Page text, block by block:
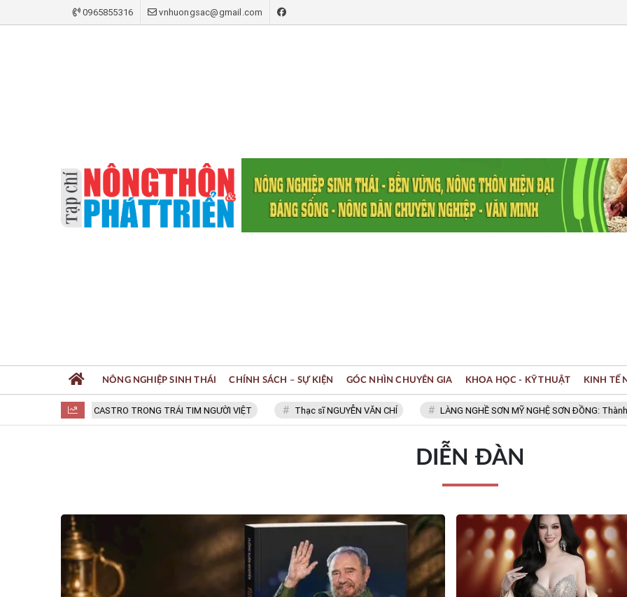
0965855316 vnhuongsac@gmail.com
FIDEL CASTRO TRONG TRÁI TIM NGƯỜI VIỆT Thạc sĩ NGUYỄN VĂN CHÍ LÀNG NGHỀ SƠN MỸ NGHỆ SƠN ĐỒNG: Thành
NÔNG NGHIỆP SINH THÁI CHÍNH SÁCH – SỰ KIỆN GÓC NHÌN CHUYÊN GIA KHOA HỌC - KỸ THUẬT KINH TẾ
DIỄN ĐÀN